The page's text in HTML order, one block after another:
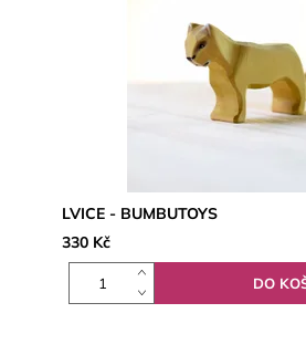
LVICE - BUMBUTOYS
330 Kč